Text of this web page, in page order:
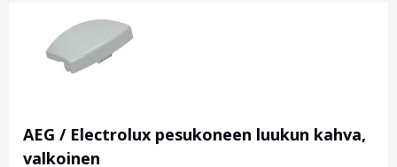
AEG / Electrolux pesukoneen luukun kahva,
valkoinen